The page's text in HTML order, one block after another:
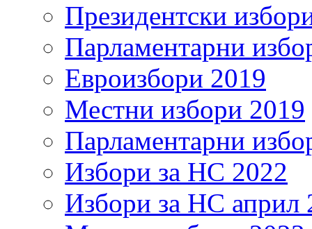
Президентски
Парламентарни
Евроизбори 2019
Местни избори 2019
Парламентарни
Избори за НС 2022
Избори за НС април